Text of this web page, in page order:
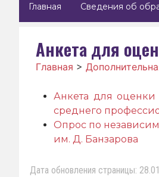
Главная Сведения об
Анкета для
Главная >
Анкета для оценки
среднего
Опрос по
им. Д. Банзарова
Дата обновления страницы: